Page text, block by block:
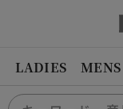
LADIES MENS